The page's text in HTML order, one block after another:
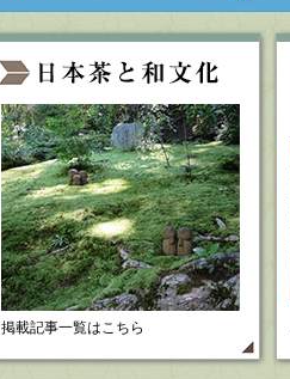
掲載記事一覧はこちら